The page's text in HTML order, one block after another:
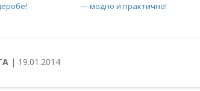
— модно и практично!
| 19.01.2014